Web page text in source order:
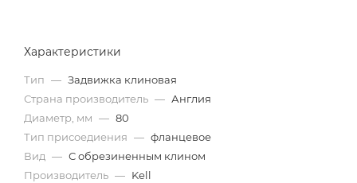
Характеристики
Тип — Задвижка клиновая
Страна производитель — Англия
Диаметр, мм — 80
Тип присоедиения — фланцевое
Вид — С обрезиненным клином
Производитель — Kell